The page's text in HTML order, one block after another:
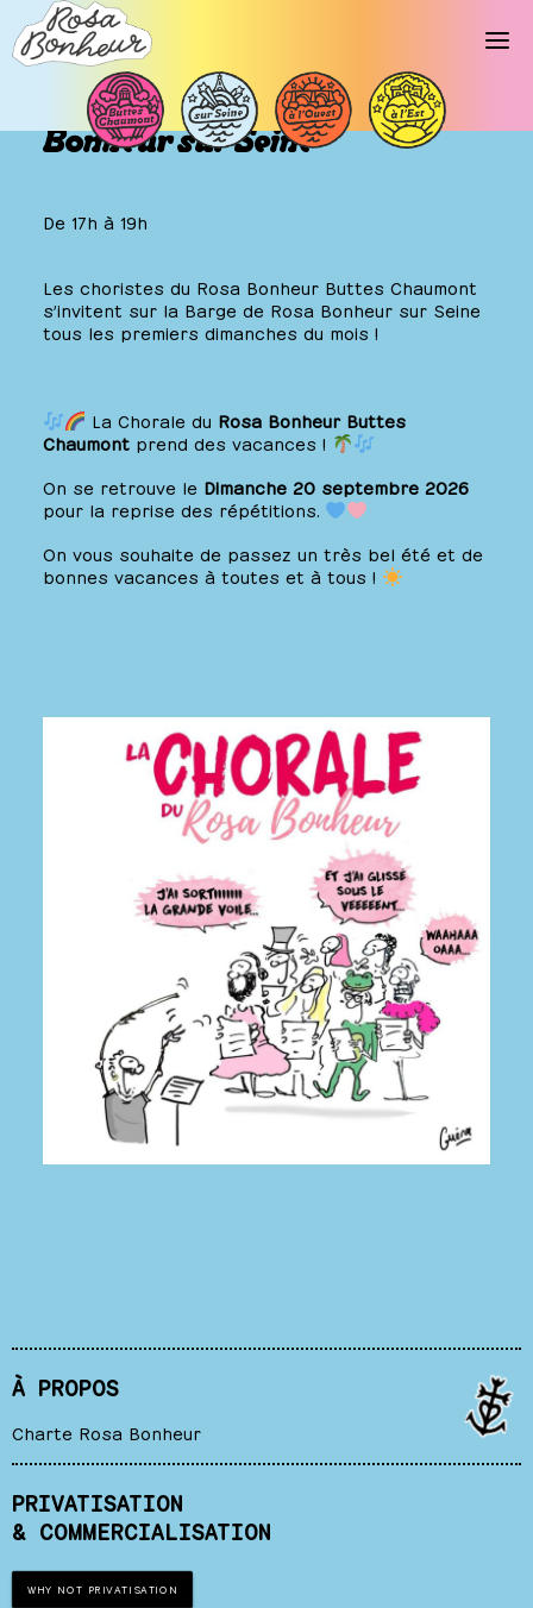
La Chorale des Buttes au Rosa
Bonheur sur Seine
De 17h à 19h
Les choristes du Rosa Bonheur Buttes Chaumont
s’invitent sur la Barge de Rosa Bonheur sur Seine
tous les premiers dimanches du mois !
La Chorale du Rosa Bonheur Buttes
Chaumont prend des vacances !
On se retrouve le Dimanche 20 septembre 2026
pour la reprise des répétitions.
On vous souhaite de passez un très bel été et de
bonnes vacances à toutes et à tous !
À PROPOS
Charte Rosa Bonheur
PRIVATISATION
& COMMERCIALISATION
WHY NOT PRIVATISATION